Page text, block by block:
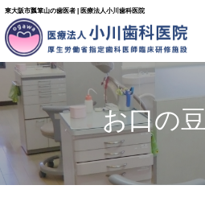
東大阪市瓢箪山の歯医者 | 医療法人小川歯科医院
お口の